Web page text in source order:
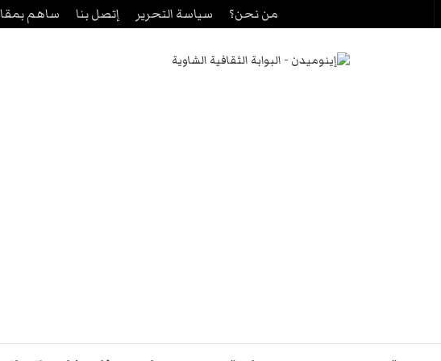
من نحن؟ سياسة التحرير إتصل بنا ساهم